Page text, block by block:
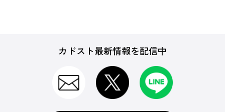
カドスト最新情報を配信中